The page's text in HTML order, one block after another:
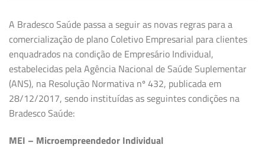
A Bradesco Saúde passa a seguir as novas regras para a
comercialização de plano Coletivo Empresarial para clientes
enquadrados na condição de Empresário Individual,
estabelecidas pela Agência Nacional de Saúde Suplementar
(ANS), na Resolução Normativa nº 432, publicada em
28/12/2017, sendo instituídas as seguintes condições na
Bradesco Saúde:
MEI – Microempreendedor Individual